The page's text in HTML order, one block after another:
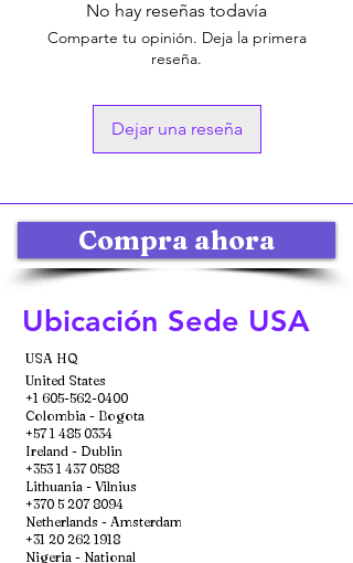
No hay reseñas todavía
Comparte tu opinión. Deja la primera
reseña.
Dejar una reseña
Compra ahora
Ubicación Sede USA
USA HQ
United States
+1 605-562-0400
Colombia - Bogota
+57 1 485 0334
Ireland - Dublin
+353 1 437 0588
Lithuania - Vilnius
+370 5 207 8094
Netherlands - Amsterdam
+31 20 262 1918
Nigeria - National